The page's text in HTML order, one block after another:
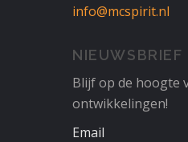
info@mcspirit.nl
NIEUWSBRIEF
Blijf op de hoogte
ontwikkelingen!
Email